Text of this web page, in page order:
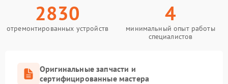
2830
отремонтированных устройств
4
минимальный опыт работы
специалистов
Оригинальные запчасти и
сертифицированные мастера